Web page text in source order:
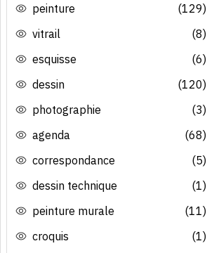
peinture
(129)
vitrail
(8)
esquisse
(6)
dessin
(120)
photographie
(3)
agenda
(68)
correspondance
(5)
dessin technique
(1)
peinture murale
(11)
croquis
(1)